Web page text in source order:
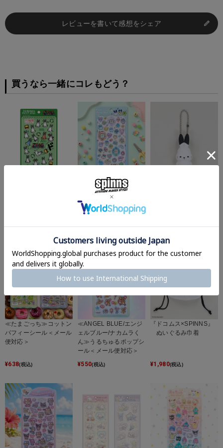
レビューを書いて感想をシェア
買うなら一緒にコレもどう？
≪たまごっち≫プチドロ
ップシール＜メール便対
応＞
≪たまごっち≫コットン
パフィーシール＜メール
便対応＞
¥638(税込)
≪ANGEL BLUE/エンジ
ェルブルー/ナカムラく
ん≫うるちゅるポップシ
ール＜メール便対応＞
¥550(税込)
『ドコムス×SPINNS』
ぬいぐるみ巾着
¥1,980(税込)